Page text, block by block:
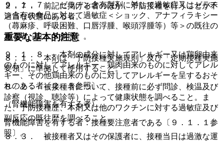
９．１．７． ゼラチン含有製剤に対して過敏症又はゼラチ
ン含有の食品に対して過敏症＜ショック、アナフィラキシー
（蕁麻疹、呼吸困難、口唇浮腫、喉頭浮腫等）等＞の既往の
ある者〔２．５参照〕。
９．１．８． 本剤の成分に対してアレルギー又は鶏卵由来
のものに対してアレルギー、鶏肉由来のものに対してアレル
ギー、その他鶏由来のものに対してアレルギーを呈するおそ
れのある者〔２．５参照〕。
（腎機能障害を有する者）
腎機能障害を有する者：接種要注意者である〔９．１．１参
照〕。
２．７． 前記に掲げる者のほか、予防接種を行うことが不
適当な状態にある者。
重要な基本的注意
８．１． 本剤は「予防接種実施規則」及び「定期接種実施
要領」に準拠して使用すること。
８．２． 被接種者について、接種前に必ず問診、検温及び
診察（視診、聴診等）によって健康状態を調べること。ま
た、予防接種歴、本剤又は他のワクチンに対する過敏症及び
副反応の既往歴を調べること。
８．３． 被接種者又はその保護者に、接種当日は過激な運